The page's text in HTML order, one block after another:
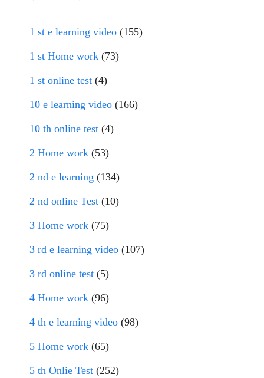
1 st e learning video (155)
1 st Home work (73)
1 st online test (4)
10 e learning video (166)
10 th online test (4)
2 Home work (53)
2 nd e learning (134)
2 nd online Test (10)
3 Home work (75)
3 rd e learning video (107)
3 rd online test (5)
4 Home work (96)
4 th e learning video (98)
5 Home work (65)
5 th Onlie Test (252)